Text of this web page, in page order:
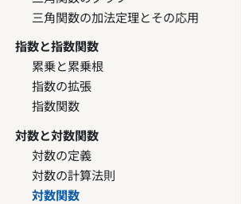
三角関数の加法定理とその応用
指数と指数関数
累乗と累乗根
指数の拡張
指数関数
対数と対数関数
対数の定義
対数の計算法則
対数関数